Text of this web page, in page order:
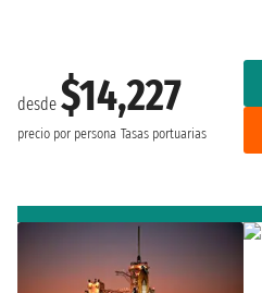
desde $14,227
precio por persona Tasas portuarias